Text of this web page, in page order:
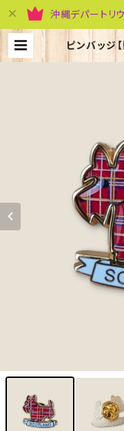
沖縄デパート
ピンバッジ
ティー】